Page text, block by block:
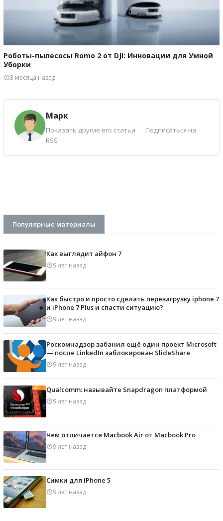
Роботы-пылесосы Romo 2 от DJI: Инновации для Умной
Уборки
3 месяца назад
Марк
Показать другие его статьи
Подписаться на
RSS
Популярные материалы
Как выглядит айфон 7
9 лет назад
Как быстро и просто сделать перезагрузку iphone 7
и iPhone 7 Plus и спасти ситуацию?
9 лет назад
Роскомнадзор забанил ещё один проект Microsoft
— после LinkedIn заблокирован SlideShare
9 лет назад
Qualcomm: называйте Snapdragon платформой
9 лет назад
Чем отличается Macbook Air от Macbook Pro
9 лет назад
Симки для IPhone 5
9 лет назад